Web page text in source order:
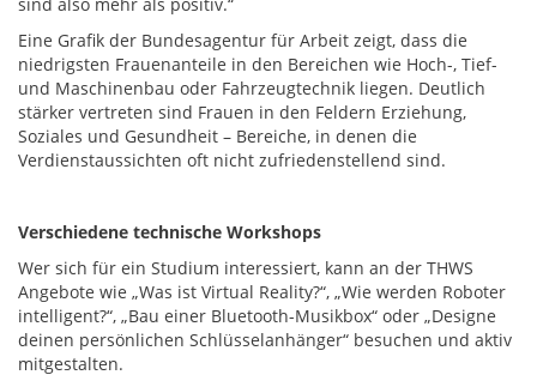
Eine Grafik der Bundesagentur für Arbeit zeigt, dass die
niedrigsten Frauenanteile in den Bereichen wie Hoch-, Tief-
und Maschinenbau oder Fahrzeugtechnik liegen. Deutlich
stärker vertreten sind Frauen in den Feldern Erziehung,
Soziales und Gesundheit – Bereiche, in denen die
Verdienstaussichten oft nicht zufriedenstellend sind.
Verschiedene technische Workshops
Wer sich für ein Studium interessiert, kann an der THWS
Angebote wie „Was ist Virtual Reality?“, „Wie werden Roboter
intelligent?“, „Bau einer Bluetooth-Musikbox“ oder „Designe
deinen persönlichen Schlüsselanhänger“ besuchen und aktiv
mitgestalten.